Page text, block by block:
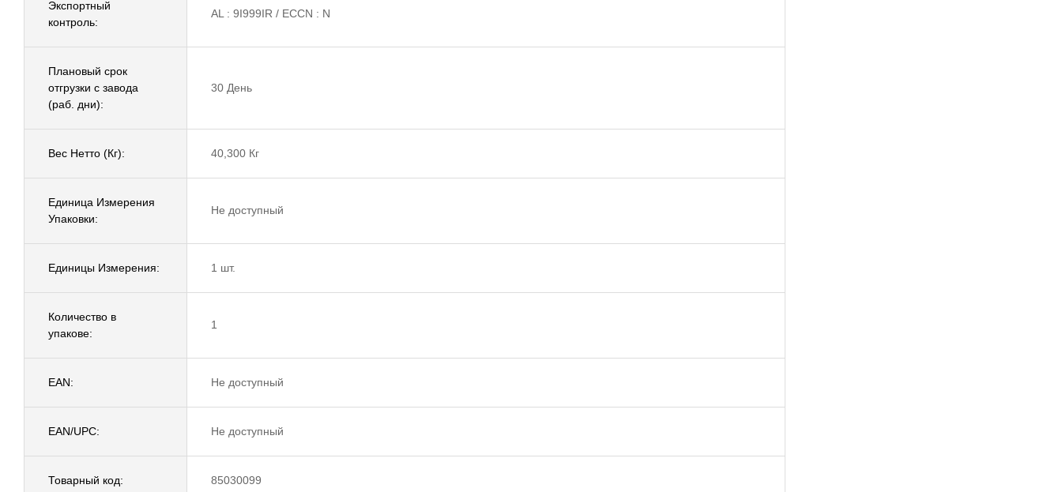
Экспортный
контроль:
AL : 9I999IR / ECCN : N
Плановый срок
отгрузки с завода
(раб. дни):
30 День
Вес Нетто (Кг): 40,300 Кг
Единица Измерения
Упаковки:
Не доступный
Единицы Измерения: 1 шт.
Количество в
упакове:
1
EAN: Не доступный
EAN/UPC: Не доступный
Товарный код: 85030099